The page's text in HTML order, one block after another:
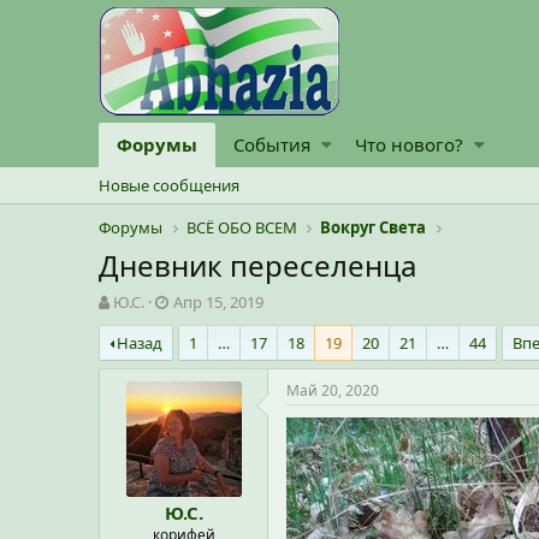
Форумы События Что нового?
Новые сообщения
Форумы
ВСЁ ОБО ВСЕМ Вокруг Света
Дневник переселенца
А
в
т
о
Ю.С.
Д
а
а
н
а
ч
а
л
а
Апр 15, 2019
Назад
1 … 17 18 19 20 21 … 44
Ю.С.
корифей
Май 20, 2020